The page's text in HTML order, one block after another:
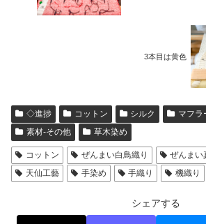
3本目は黄色
◇進捗 コットン シルク マフラ
素材-その他
草木染め
コットン ぜんまい白鳥織り ぜんまい
天仙工藝
手染め 手織り 機織り
シェアする